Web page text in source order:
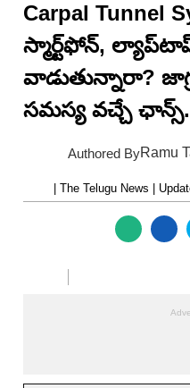
Carpal Tunnel
స్మార్ట్‌ఫోన్,
వాడుతున్నారా?
సమస్య వ‌చ్చే
Authored ByRamu
| The Telugu News |